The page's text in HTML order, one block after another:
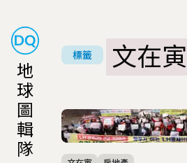
地
球
圖
輯
隊
標籤 文在寅